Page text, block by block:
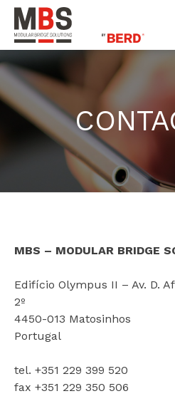
MBS
Modular Bridge Solutions
MBS – MODULAR BRIDGE
Edifício Olympus II – Av. D.
2º
4450-013 Matosinhos
Portugal
tel. +351 229 399 520
fax +351 229 350 506